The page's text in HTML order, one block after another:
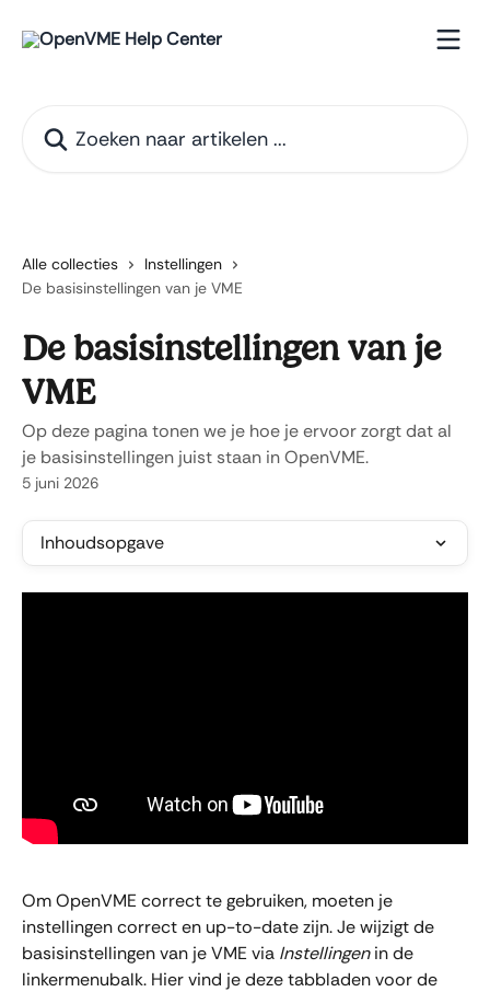
Alle collecties
Instellingen
De basisinstellingen van je VME
De basisinstellingen van je
VME
Op deze pagina tonen we je hoe je ervoor zorgt dat al
je basisinstellingen juist staan in OpenVME.
5 juni 2026
Inhoudsopgave
Om OpenVME correct te gebruiken, moeten je
instellingen correct en up-to-date zijn. Je wijzigt de
basisinstellingen van je VME via Instellingen in de
linkermenubalk. Hier vind je deze tabbladen voor de